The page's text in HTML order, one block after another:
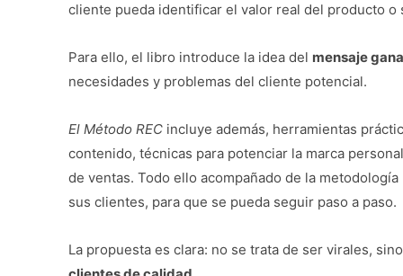
cliente pueda identificar el valor real del producto o
Para ello, el libro introduce la idea del mensaje
necesidades y problemas del cliente potencial.
El Método REC incluye además, herramientas
contenido, técnicas para potenciar la marca
de ventas. Todo ello acompañado de la
sus clientes, para que se pueda seguir paso a paso.
La propuesta es clara: no se trata de ser virales,